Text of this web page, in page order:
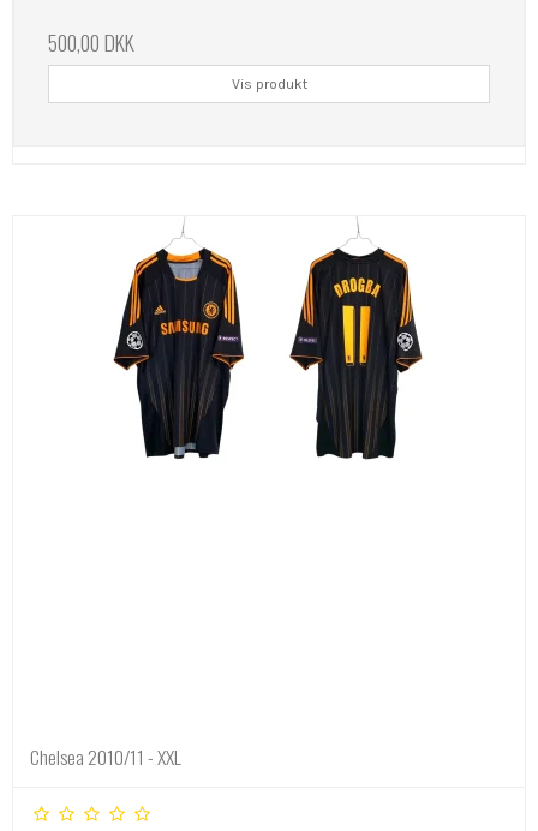
500,00 DKK
Vis produkt
Chelsea 2010/11 - XXL